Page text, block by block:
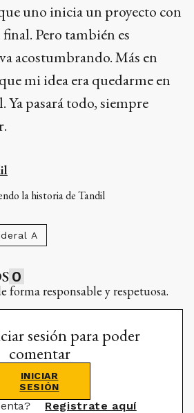
uno inicia un proyecto con
Pero también es
acostumbrando. Más en
mi idea era quedarme en
Ya pasará todo, siempre
la historia de Tandil
A
0
forma responsable y respetuosa.
sesión para poder
comentar
INICIAR
SESIÓN
Registrate aquí